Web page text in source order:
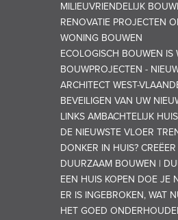
MILIEUVRIENDELIJK
RENOVATIE PROJECTEN
WONING BOUWEN
ECOLOGISCH BOUWEN IS
BOUWPROJECTEN -
ARCHITECT WEST-
BEVEILIGEN VAN UW
LINKS AMBACHTELIJK
DE NIEUWSTE VLOER
DONKER IN HUIS?
DUURZAAM BOUWEN |
EEN HUIS KOPEN DOE JE
ER IS INGEBROKEN, WAT
HET GOED